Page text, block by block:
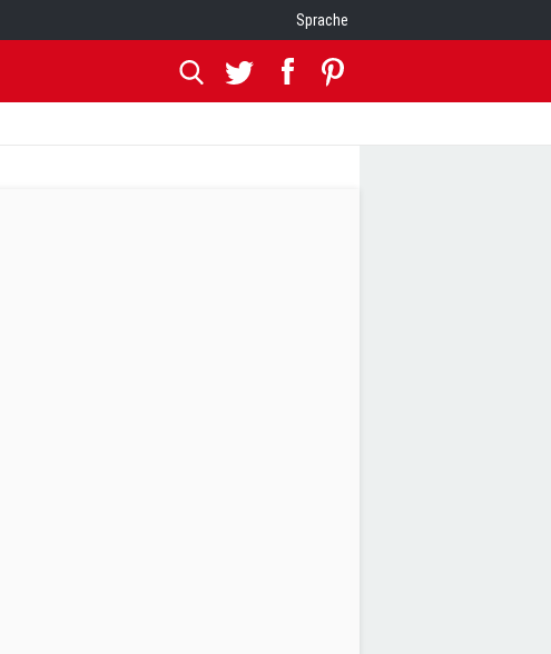
Sprache